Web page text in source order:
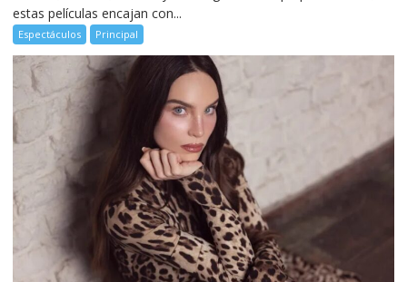
estas películas encajan con...
Espectáculos Principal